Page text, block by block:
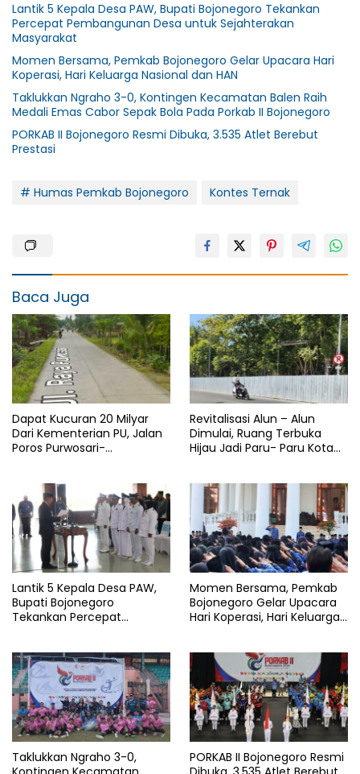
Lantik 5 Kepala Desa PAW, Bupati Bojonegoro Tekankan
Percepat Pembangunan Desa untuk Sejahterakan
Masyarakat
Momen Bersama, Pemkab Bojonegoro Gelar Upacara Hari
Koperasi, Hari Keluarga Nasional dan HAN
Taklukkan Ngraho 3-0, Kontingen Kecamatan Balen Raih
Medali Emas Cabor Sepak Bola Pada Porkab II Bojonegoro
PORKAB II Bojonegoro Resmi Dibuka, 3.535 Atlet Berebut
Prestasi
# Humas Pemkab Bojonegoro Kontes Ternak
Baca Juga
Dapat Kucuran 20 Milyar
Dari Kementerian PU, Jalan
Poros Purwosari-
Revitalisasi Alun – Alun
Dimulai, Ruang Terbuka
Hijau Jadi Paru- Paru Kota
Lantik 5 Kepala Desa PAW,
Bupati Bojonegoro
Tekankan Percepat
Momen Bersama, Pemkab
Bojonegoro Gelar Upacara
Hari Koperasi, Hari Keluarga
Taklukkan Ngraho 3-0,
PORKAB II Bojonegoro Resmi